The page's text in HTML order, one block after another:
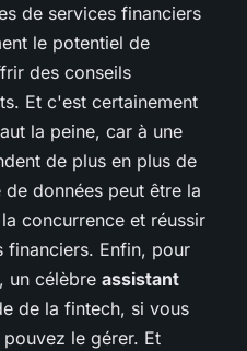
de services financiers
le potentiel de
des conseils
Et c'est certainement
la peine, car à une
de plus en plus de
données peut être la
concurrence et réussir
financiers. Enfin, pour
un célèbre assistant
de la fintech, si vous
le gérer. Et